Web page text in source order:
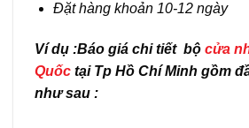
Đặt hàng khoản 10-12 ngày
Ví dụ :Báo giá chi tiết bộ cửa
Quốc tại Tp Hồ Chí Minh gồm
như sau :